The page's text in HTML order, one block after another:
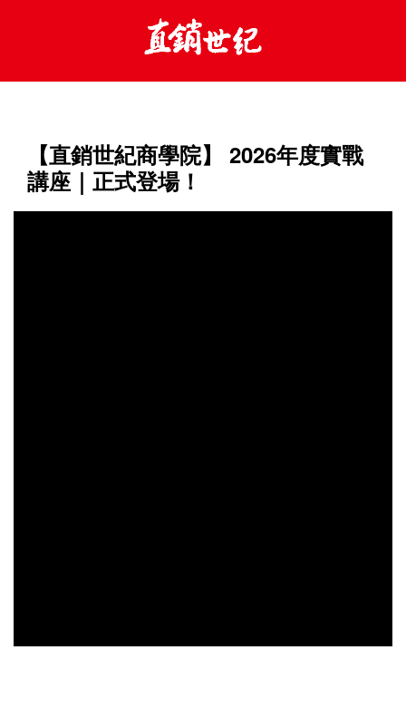
【直銷世紀商學院】 2026年度實戰
講座｜正式登場！